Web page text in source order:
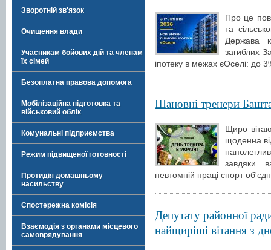
Зворотній зв'язок
Очищення влади
Учасникам бойових дій та членам
їх сімей
Безоплатна правова допомога
Мобілізаційна підготовка та
військовий облік
Комунальні підприємства
Режим підвищеної готовності
Протидія домашньому
насильству
Спостережна комісія
Взаємодія з органами місцевого
самоврядування
Про це
та
Держава
загиблих
іпотеку в межах єОселі: до
Шановні тренери
Щиро
щоденна
завдяки
невтомній праці спорт
Депутату районної
найщиріші вітання з